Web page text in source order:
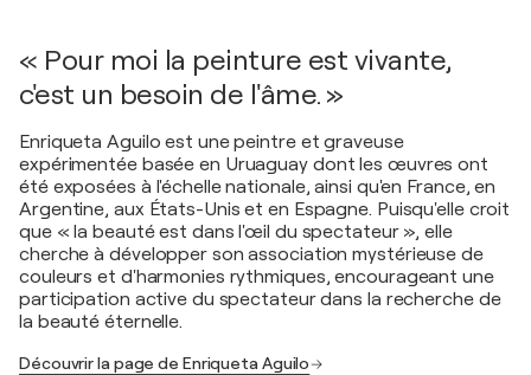
« Pour moi la peinture est vivante,
c'est un besoin de l'âme. »
Enriqueta Aguilo est une peintre et graveuse
expérimentée basée en Uruaguay dont les œuvres ont
été exposées à l'échelle nationale, ainsi qu'en France, en
Argentine, aux États-Unis et en Espagne. Puisqu'elle croit
que « la beauté est dans l'œil du spectateur », elle
cherche à développer son association mystérieuse de
couleurs et d'harmonies rythmiques, encourageant une
participation active du spectateur dans la recherche de
la beauté éternelle.
Découvrir la page de Enriqueta Aguilo